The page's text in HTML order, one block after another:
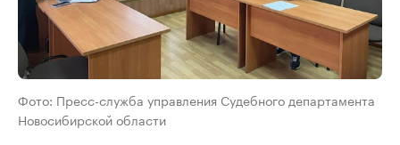
Фото: Пресс-служба управления Судебного департамента
Новосибирской области